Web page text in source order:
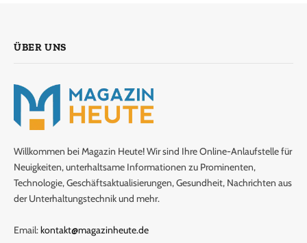
ÜBER UNS
Willkommen bei Magazin Heute! Wir sind Ihre Online-Anlaufstelle für
Neuigkeiten, unterhaltsame Informationen zu Prominenten,
Technologie, Geschäftsaktualisierungen, Gesundheit, Nachrichten aus
der Unterhaltungstechnik und mehr.
Email:kontakt@magazinheute.de